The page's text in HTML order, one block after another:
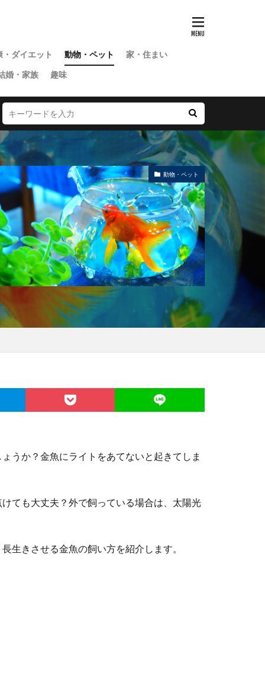
・ダイエット 動物・ペット
家・住まい
婚・家族 趣味
動物・ペット
うか？金魚にライトをあてないと起きてしま
ても大丈夫？外で飼っている場合は、太陽光
生きさせる金魚の飼い方を紹介します。